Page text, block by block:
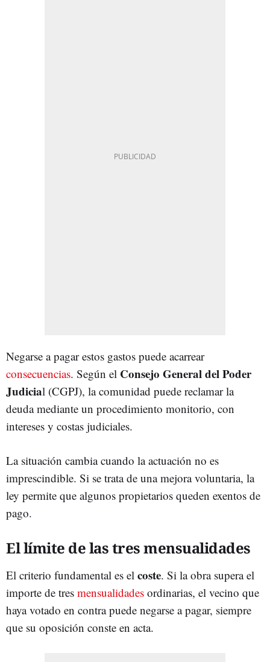
Negarse a pagar estos gastos puede acarrear
consecuencias. Según el Consejo General del Poder
Judicial (CGPJ), la comunidad puede reclamar la
deuda mediante un procedimiento monitorio, con
intereses y costas judiciales.
La situación cambia cuando la actuación no es
imprescindible. Si se trata de una mejora voluntaria, la
ley permite que algunos propietarios queden exentos de
pago.
El límite de las tres mensualidades
El criterio fundamental es el coste. Si la obra supera el
importe de tres mensualidades ordinarias, el vecino que
haya votado en contra puede negarse a pagar, siempre
que su oposición conste en acta.